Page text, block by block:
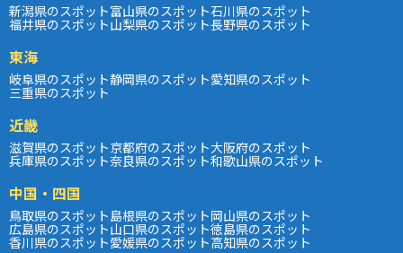
新潟県のスポット富山県のスポット石川県のスポット
福井県のスポット山梨県のスポット長野県のスポット
東海
岐阜県のスポット静岡県のスポット愛知県のスポット
三重県のスポット
近畿
滋賀県のスポット京都府のスポット大阪府のスポット
兵庫県のスポット奈良県のスポット和歌山県のスポット
中国・四国
鳥取県のスポット島根県のスポット岡山県のスポット
広島県のスポット山口県のスポット徳島県のスポット
香川県のスポット愛媛県のスポット高知県のスポット